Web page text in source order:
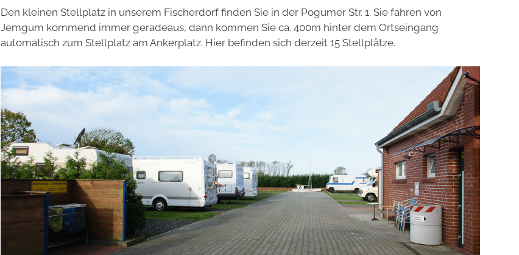
Den kleinen Stellplatz in unserem Fischerdorf finden Sie in der Pogumer Str. 1. Sie fahren von
Jemgum kommend immer geradeaus, dann kommen Sie ca. 400m hinter dem Ortseingang
automatisch zum Stellplatz am Ankerplatz. Hier befinden sich derzeit 15 Stellplätze.